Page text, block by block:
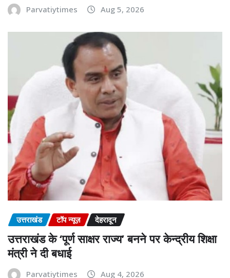
Parvatiytimes Aug 5, 2026
उत्तराखंड टॉप न्यूज़ देहरादून
उत्तराखंड के ‘पूर्ण साक्षर राज्य’ बनने पर केन्द्रीय शिक्षा
मंत्री ने दी बधाई
Parvatiytimes Aug 4, 2026